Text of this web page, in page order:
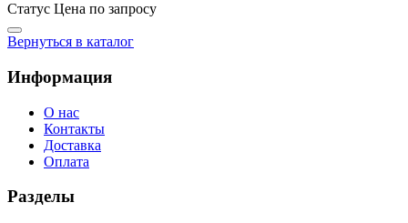
Статус Цена по запросу
Вернуться в каталог
Информация
О нас
Контакты
Доставка
Оплата
Разделы